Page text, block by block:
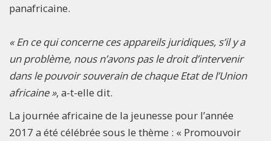
panafricaine.
« En ce qui concerne ces appareils juridiques, s’il y a
un problème, nous n’avons pas le droit d’intervenir
dans le pouvoir souverain de chaque Etat de l’Union
africaine », a-t-elle dit.
La journée africaine de la jeunesse pour l’année
2017 a été célébrée sous le thème : « Promouvoir